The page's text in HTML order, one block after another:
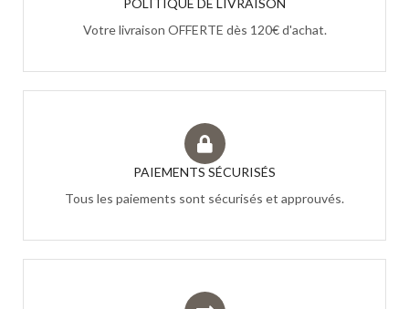
POLITIQUE DE LIVRAISON
Votre livraison OFFERTE dès 120€ d'achat.
PAIEMENTS SÉCURISÉS
Tous les paiements sont sécurisés et approuvés.